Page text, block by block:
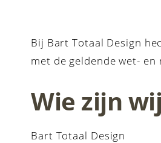
Bij Bart Totaal Design
met de geldende wet- en
Wie zijn
Bart Totaal Design